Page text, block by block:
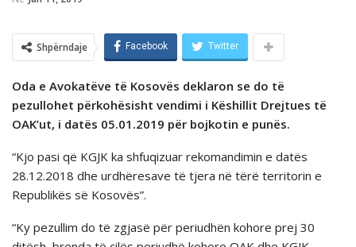
Shpërndaje Facebook Twitter
Oda e Avokatëve të Kosovës deklaron se do të
pezullohet përkohësisht vendimi i Këshillit Drejtues të
OAK’ut, i datës 05.01.2019 për bojkotin e punës.
“Kjo pasi që KGJK ka shfuqizuar rekomandimin e datës
28.12.2018 dhe urdhëresave të tjera në tërë territorin e
Republikës së Kosovës”.
“Ky pezullim do të zgjasë për periudhën kohore prej 30